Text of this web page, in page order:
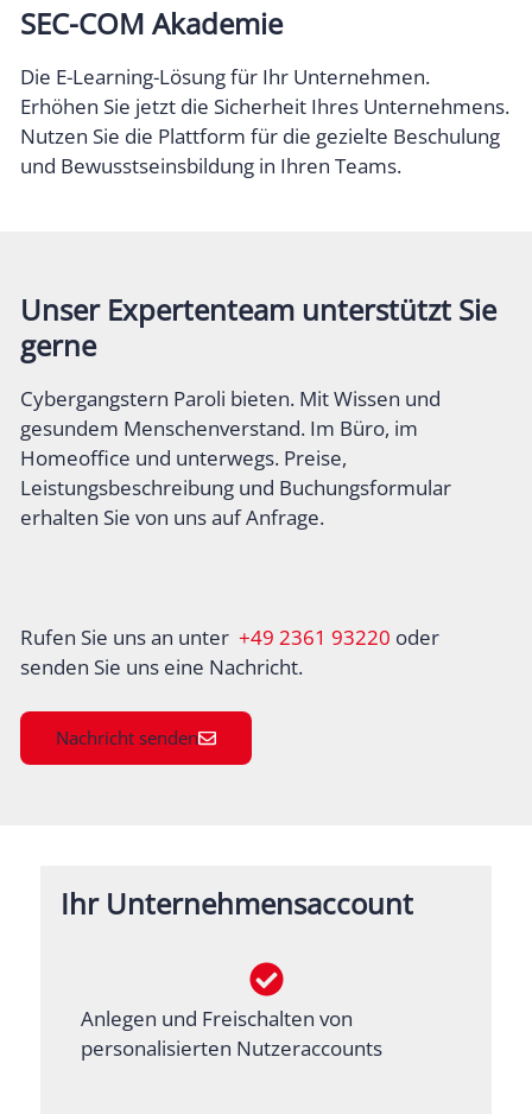
SEC-COM Akademie
Die E-Learning-Lösung für Ihr Unternehmen.
Erhöhen Sie jetzt die Sicherheit Ihres Unternehmens.
Nutzen Sie die Plattform für die gezielte Beschulung
und Bewusstseinsbildung in Ihren Teams.
Unser Expertenteam unterstützt Sie
gerne
Cybergangstern Paroli bieten. Mit Wissen und
gesundem Menschenverstand. Im Büro, im
Homeoffice und unterwegs. Preise,
Leistungsbeschreibung und Buchungsformular
erhalten Sie von uns auf Anfrage.
Rufen Sie uns an unter +49 2361 93220 oder
senden Sie uns eine Nachricht.
Nachricht senden
Ihr Unternehmensaccount
Anlegen und Freischalten von
personalisierten Nutzeraccounts